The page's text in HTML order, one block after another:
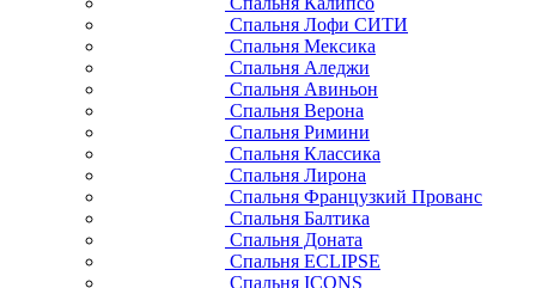
Спальня Лофи СИТИ
Спальня Мексика
Спальня Аледжи
Спальня Авиньон
Спальня Верона
Спальня Римини
Спальня Классика
Спальня Лирона
Спальня Французкий Прованс
Спальня Балтика
Спальня Доната
Спальня ECLIPSE
Спальня ICONS